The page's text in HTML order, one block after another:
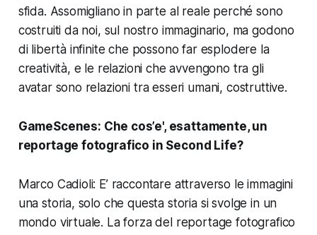
sfida. Assomigliano in parte al reale perché sono
costruiti da noi, sul nostro immaginario, ma godono
di libertà infinite che possono far esplodere la
creatività, e le relazioni che avvengono tra gli
avatar sono relazioni tra esseri umani, costruttive.
GameScenes: Che cos’e', esattamente, un
reportage fotografico in Second Life?
Marco Cadioli: E’ raccontare attraverso le immagini
una storia, solo che questa storia si svolge in un
mondo virtuale. La forza del reportage fotografico